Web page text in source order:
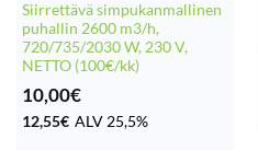
Siirrettävä simpukanmallinen
puhallin 2600 m3/h,
720/735/2030 W, 230 V,
NETTO (100€/kk)
10,00€
12,55€ ALV 25,5%